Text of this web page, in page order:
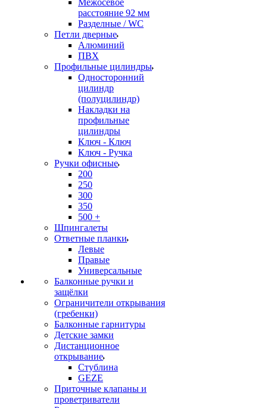
Межосевое
расстояние 92 мм
Разделные / WC
Петли дверные
Алюминий
ПВХ
Профильные цилиндры
Односторонний
цилиндр
(полуцилиндр)
Накладки на
профильные
цилиндры
Ключ - Ключ
Ключ - Ручка
Ручки офисные
200
250
300
350
500 +
Шпингалеты
Ответные планки
Левые
Правые
Универсальные
Балконные ручки и
защёлки
Ограничители открывания
(гребенки)
Балконные гарнитуры
Детские замки
Дистанционное
открывание
Стублина
GEZE
Приточные клапаны и
проветриватели